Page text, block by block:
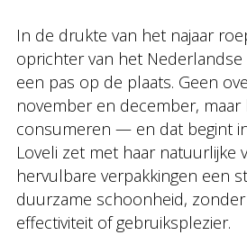
In de drukte van het najaar
oprichter van het
een pas op de plaats. Geen
november en december,
consumeren — en dat begint
Loveli zet met haar natuurlijke
hervulbare verpakkingen een
duurzame schoonheid,
effectiviteit of gebruiksplezier.